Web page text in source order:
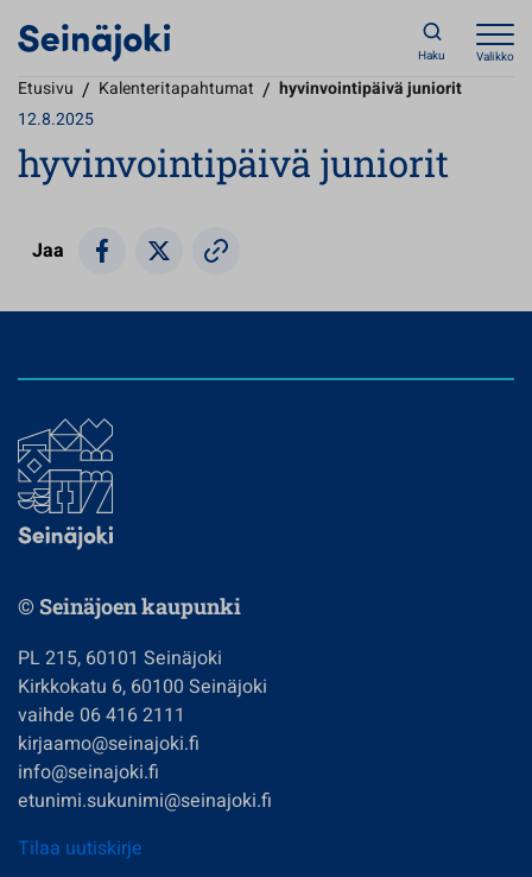
Haku Valikko
Etusivu / Kalenteritapahtumat / hyvinvointipäivä juniorit
12.8.2025
hyvinvointipäivä juniorit
Jaa
© Seinäjoen kaupunki
PL 215, 60101 Seinäjoki
Kirkkokatu 6, 60100 Seinäjoki
vaihde 06 416 2111
kirjaamo@seinajoki.fi
info@seinajoki.fi
etunimi.sukunimi@seinajoki.fi
Tilaa uutiskirje